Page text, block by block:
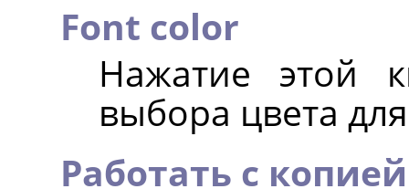
Font color
Нажатие этой
выбора цвета
Работать с копией